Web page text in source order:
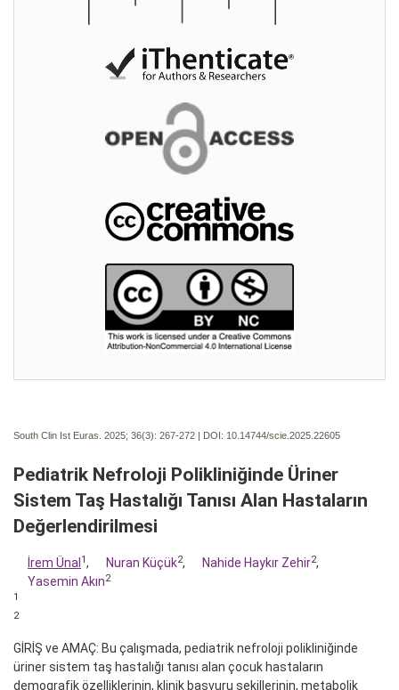
South Clin Ist Euras. 2025; 36(3): 267-272 | DOI: 10.14744/scie.2025.22605
Pediatrik Nefroloji Polikliniğinde Üriner
Sistem Taş Hastalığı Tanısı Alan Hastaların
Değerlendirilmesi
İrem Ünal 1, Nuran Küçük2, Nahide Haykır Zehir2,
Yasemin Akın2
1
2
GİRİŞ ve AMAÇ: Bu çalışmada, pediatrik nefroloji polikliniğinde
üriner sistem taş hastalığı tanısı alan çocuk hastaların
demografik özelliklerinin, klinik başvuru şekillerinin, metabolik